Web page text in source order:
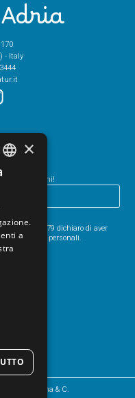
- Italy
e dintorni!
.
UE 2016/679 dichiaro di aver
dei dati personali.
Carlin Verena & C.
×
a